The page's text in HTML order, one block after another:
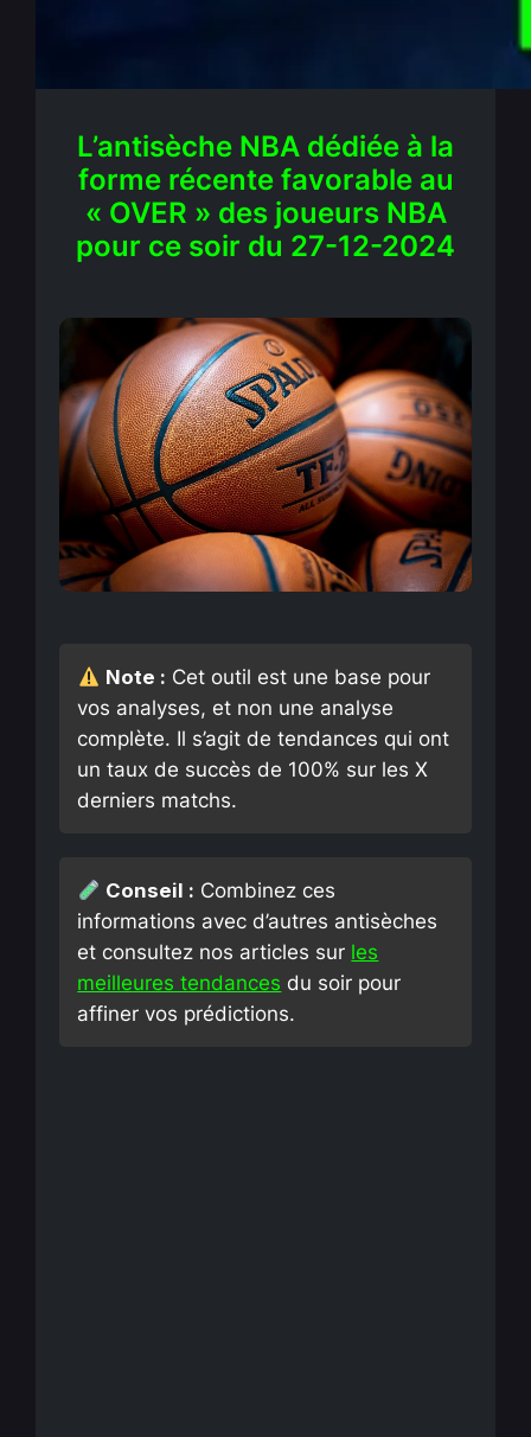
L’antisèche NBA dédiée à la
forme récente favorable au
« OVER » des joueurs NBA
pour ce soir du 27-12-2024
Note : Cet outil est une base pour
vos analyses, et non une analyse
complète. Il s’agit de tendances qui ont
un taux de succès de 100% sur les X
derniers matchs.
Conseil : Combinez ces
informations avec d’autres antisèches
et consultez nos articles sur les
meilleures tendances du soir pour
affiner vos prédictions.